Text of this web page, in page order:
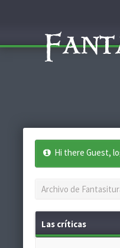
Hi there Guest,
Archivo de
Las críticas